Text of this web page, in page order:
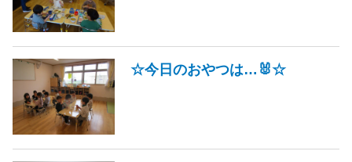
☆今日のおやつは…🐰☆